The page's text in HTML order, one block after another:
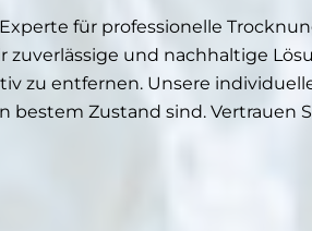
für professionelle
und nachhaltige
zu entfernen. Unsere
bestem Zustand sind. Vertrauen